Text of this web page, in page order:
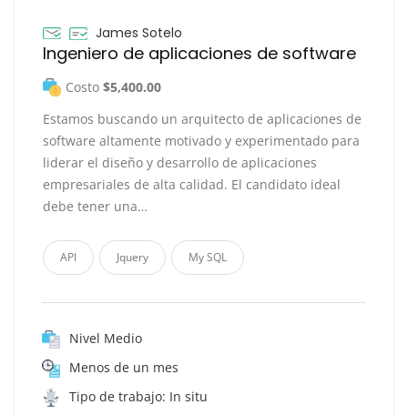
James Sotelo
Ingeniero de aplicaciones de software
Costo $5,400.00
Estamos buscando un arquitecto de aplicaciones de
software altamente motivado y experimentado para
liderar el diseño y desarrollo de aplicaciones
empresariales de alta calidad. El candidato ideal
debe tener una…
API Jquery My SQL
Nivel Medio
Menos de un mes
Tipo de trabajo: In situ